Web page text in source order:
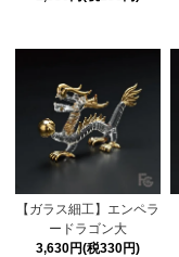
【ガラス細工】エンペラ
ードラゴン大
3,630円(税330円)